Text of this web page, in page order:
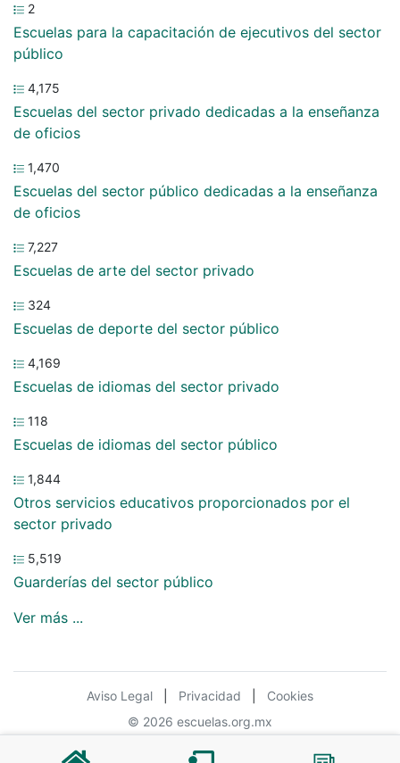
2
Escuelas para la capacitación de ejecutivos del sector
público
4,175
Escuelas del sector privado dedicadas a la enseñanza
de oficios
1,470
Escuelas del sector público dedicadas a la enseñanza
de oficios
7,227
Escuelas de arte del sector privado
324
Escuelas de deporte del sector público
4,169
Escuelas de idiomas del sector privado
118
Escuelas de idiomas del sector público
1,844
Otros servicios educativos proporcionados por el
sector privado
5,519
Guarderías del sector público
Ver más ...
Aviso Legal Privacidad
Cookies
© 2026 escuelas.org.mx